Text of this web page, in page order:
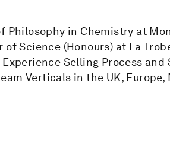
Philosophy in Chemistry at
of Science (Honours) at La
Experience Selling Process
Verticals in the UK,